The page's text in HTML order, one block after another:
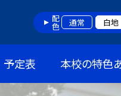
配色 通常 白地
予定表 本校の特色